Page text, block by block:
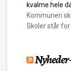
kvalme hele
Kommunen
Skoler står for
Nyheder